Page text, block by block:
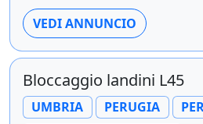
VEDI ANNUNCIO
Bloccaggio landini L45
UMBRIA PERUGIA